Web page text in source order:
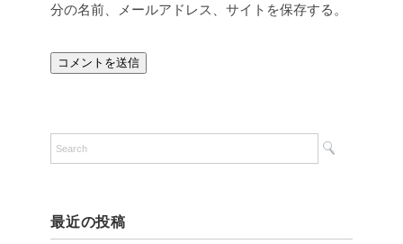
分の名前、メールアドレス、サイトを保存する。
最近の投稿